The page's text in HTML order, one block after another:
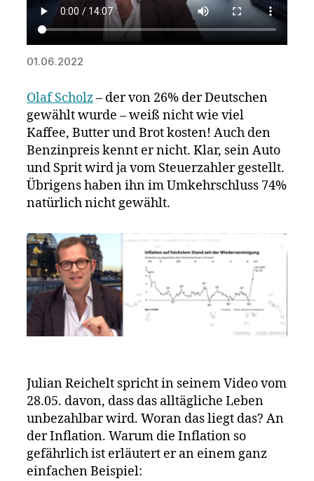
01.06.2022
Olaf Scholz– der von 26% der Deutschen
gewählt wurde – weiß nicht wie viel
Kaffee, Butter und Brot kosten! Auch den
Benzinpreis kennt er nicht. Klar, sein Auto
und Sprit wird ja vom Steuerzahler gestellt.
Übrigens haben ihn im Umkehrschluss 74%
natürlich nicht gewählt.
Julian Reichelt spricht in seinem Video vom
28.05. davon, dass das alltägliche Leben
unbezahlbar wird. Woran das liegt das? An
der Inflation. Warum die Inflation so
gefährlich ist erläutert er an einem ganz
einfachen Beispiel: